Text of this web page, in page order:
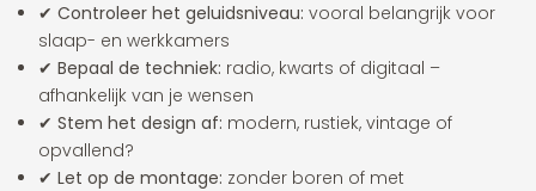
✔ Controleer het geluidsniveau: vooral belangrijk voor
slaap- en werkkamers
✔ Bepaal de techniek: radio, kwarts of digitaal –
afhankelijk van je wensen
✔ Stem het design af: modern, rustiek, vintage of
opvallend?
✔ Let op de montage: zonder boren of met